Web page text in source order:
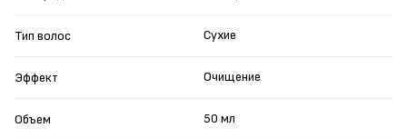
Тип волос Сухие
Эффект Очищение
Объем 50 мл